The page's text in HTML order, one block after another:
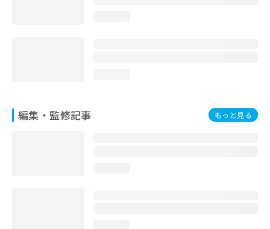
編集・監修記事 もっと見る